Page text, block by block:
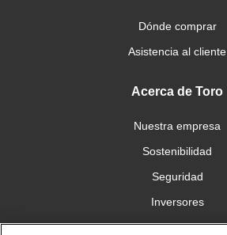
Dónde comprar
Asistencia al cliente
Acerca de Toro
Nuestra empresa
Sostenibilidad
Seguridad
Inversores
Trabajo